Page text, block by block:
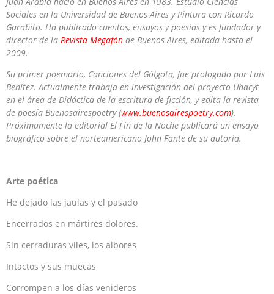
Sociales en la Universidad de Buenos Aires y Pintura con Ricardo
Garabito. Ha publicado cuentos, ensayos y poesías y es fundador y
director de la Revista Megafón de Buenos Aires, editada hasta el
2009.
Su primer poemario, Canciones del Gólgota, fue prologado por Luis
Benítez. Actualmente trabaja en investigación del proyecto Ubacyt
en el área de Didáctica de la escritura de ficción, y edita la revista
de poesía Buenosairespoetry (www.buenosairespoetry.com).
Próximamente la editorial El Fin de la Noche publicará un ensayo
biográfico sobre el norteamericano John Fante de su autoría.
Arte poética
He dejado las jaulas y el pasado
Encerrados en mártires dolores.
Sin cerraduras viles, los albores
Intactos y sus muecas
Corrompen a los días venideros